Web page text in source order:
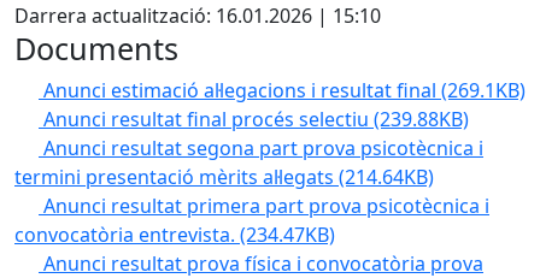
Darrera actualització: 16.01.2026 | 15:10
Documents
Anunci estimació al·legacions i resultat final (269.1KB)
Anunci resultat final procés selectiu (239.88KB)
Anunci resultat segona part prova psicotècnica i
termini presentació mèrits al·legats (214.64KB)
Anunci resultat primera part prova psicotècnica i
convocatòria entrevista. (234.47KB)
Anunci resultat prova física i convocatòria prova